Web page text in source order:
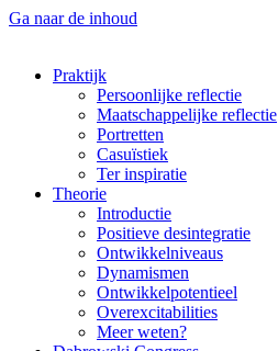
Ga naar de inhoud
Praktijk
Persoonlijke reflectie
Maatschappelijke reflectie
Portretten
Casuïstiek
Ter inspiratie
Theorie
Introductie
Positieve desintegratie
Ontwikkelniveaus
Dynamismen
Ontwikkelpotentieel
Overexcitabilities
Meer weten?